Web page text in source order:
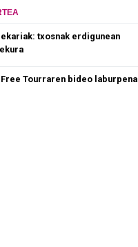
txosnak erdigunean
Tourraren bideo laburpena